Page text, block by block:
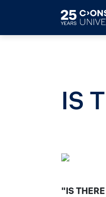
IS
"IS